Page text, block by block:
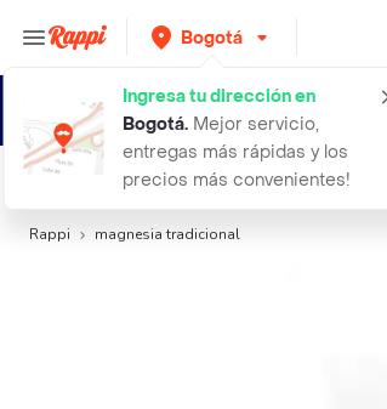
Bogotá
Ingresa tu dirección en
Bogotá. Mejor servicio,
entregas más rápidas y los
precios más convenientes!
Búsquedas relacionadas:Antiácidos,Magnesia
Rappi magnesia tradicional